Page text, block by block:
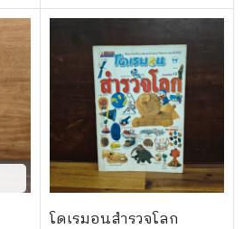
โดเรมอนสำรวจโลก